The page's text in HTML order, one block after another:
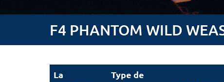
F4 PHANTOM WILD
La
Type de